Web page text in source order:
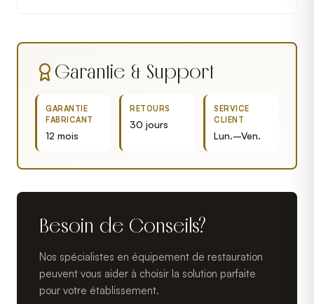
Garantie & Support
GARANTIE
FABRICANT
12 mois
RETOURS
30 jours
SERVICE
CLIENT
Lun.–Ven.
Besoin de Conseils?
Nos spécialistes en équipement de restauration
peuvent vous aider à choisir la solution parfaite
pour votre établissement.